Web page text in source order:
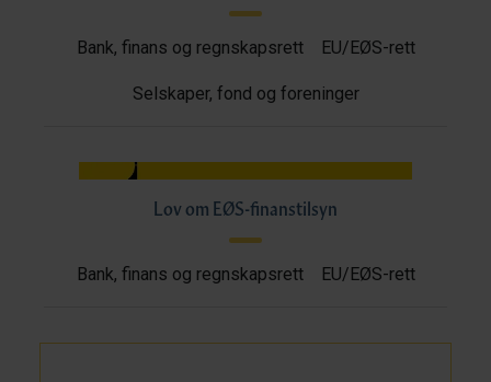
Bank, finans og regnskapsrett EU/EØS-rett
Selskaper, fond og foreninger
Lov om EØS-finanstilsyn
Bank, finans og regnskapsrett EU/EØS-rett